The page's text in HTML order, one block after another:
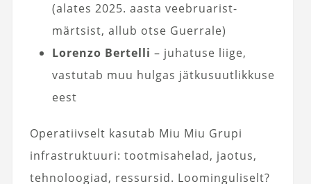
(alates 2025. aasta veebruarist-
märtsist, allub otse Guerrale)
Lorenzo Bertelli – juhatuse liige,
vastutab muu hulgas jätkusuutlikkuse
eest
Operatiivselt kasutab Miu Miu Grupi
infrastruktuuri: tootmisahelad, jaotus,
tehnoloogiad, ressursid. Loominguliselt?